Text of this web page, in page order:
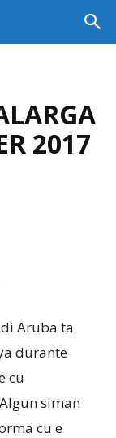
2017
Aruba ta
durante
cu
siman
cu e